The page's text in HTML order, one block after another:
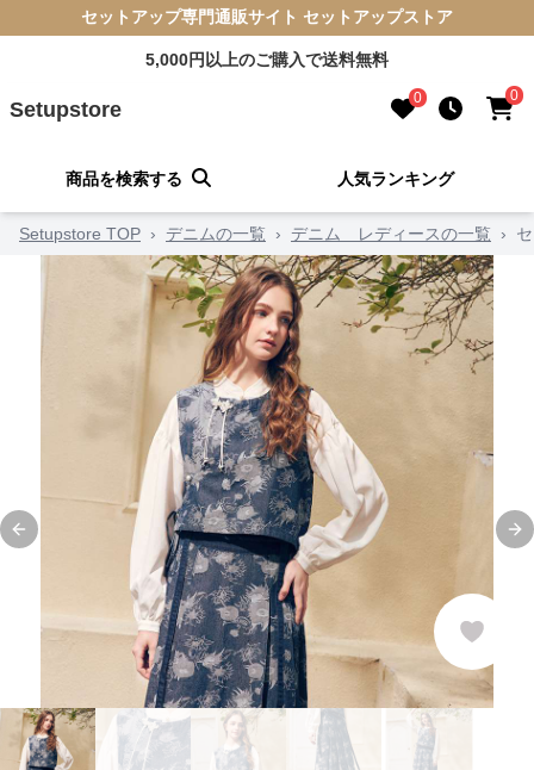
セットアップ専門通販サイト セットアップストア
5,000円以上のご購入で送料無料
Setupstore 0 0
商品を検索する 人気ランキング
Setupstore TOP › デニムの一覧 › デニム レディースの一覧 ›
Previous slide